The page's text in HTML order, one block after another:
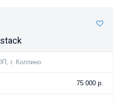
stack
г. Колпино
75 000 р.